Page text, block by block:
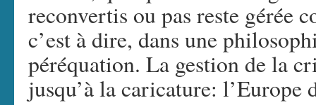
reconvertis ou pas reste gérée
c’est à dire, dans une
péréquation. La gestion de la
jusqu’à la caricature: